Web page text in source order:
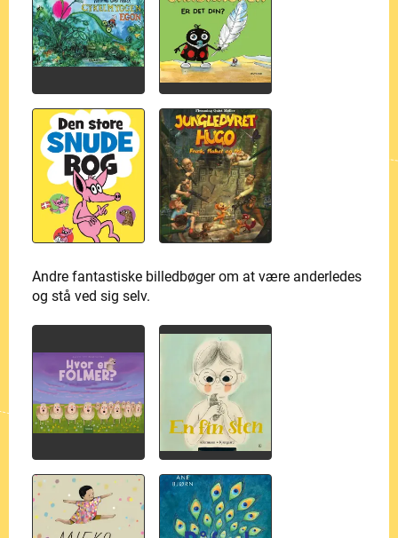
Andre fantastiske billedbøger om at være anderledes
og stå ved sig selv.